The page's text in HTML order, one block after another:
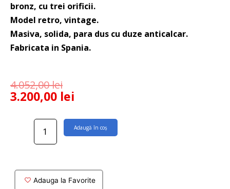
bronz, cu trei orificii.
Model retro, vintage.
Masiva, solida, para dus cu duze anticalcar.
Fabricata in Spania.
4.052,00lei
3.200,00 lei
Cantitate
cada
Tres
Adaugă în coș
Adauga la Favorite